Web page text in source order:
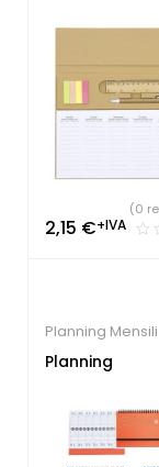
2,15 €+IVA
(0
Planning Mensili
Planning